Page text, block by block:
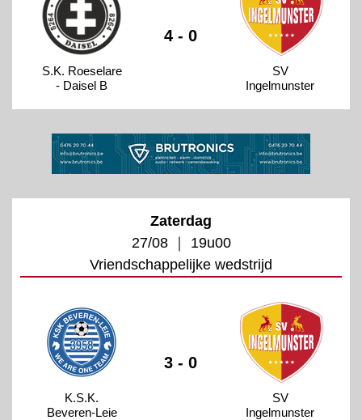
S.K. Roeselare
- Daisel B
4 - 0
SV
Ingelmunster
Zaterdag
27/08 ｜ 19u00
Vriendschappelijke wedstrijd
K.S.K.
Beveren-Leie
3 - 0
SV
Ingelmunster